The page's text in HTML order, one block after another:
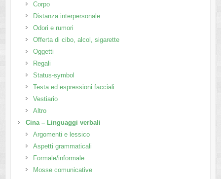
Corpo
Distanza interpersonale
Odori e rumori
Offerta di cibo, alcol, sigarette
Oggetti
Regali
Status-symbol
Testa ed espressioni facciali
Vestiario
Altro
Cina – Linguaggi verbali
Argomenti e lessico
Aspetti grammaticali
Formale/informale
Mosse comunicative